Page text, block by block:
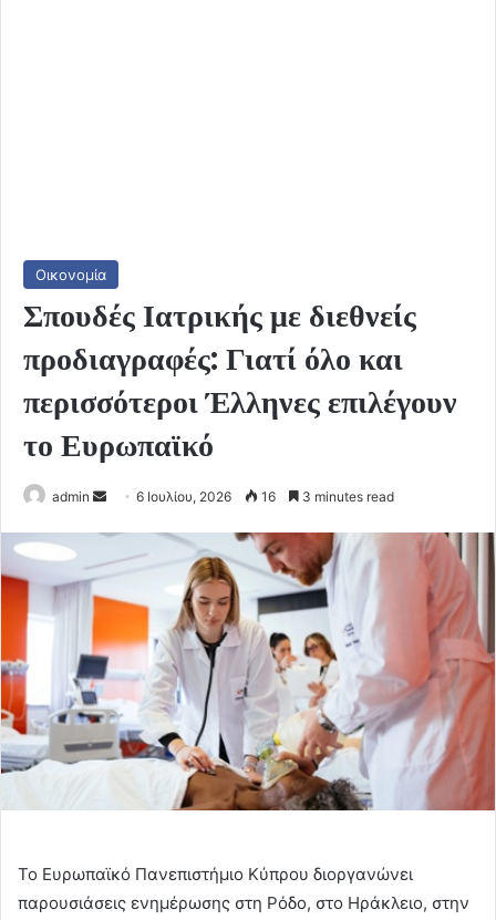
Οικονομία
Σπουδές Ιατρικής με διεθνείς
προδιαγραφές: Γιατί όλο και
περισσότεροι Έλληνες επιλέγουν
το Ευρωπαϊκό
admin
Send6 Ιουλίου, 2026 16 3 minutes read
Το Ευρωπαϊκό Πανεπιστήμιο Κύπρου διοργανώνει
παρουσιάσεις ενημέρωσης στη Ρόδο, στο Ηράκλειο, στην